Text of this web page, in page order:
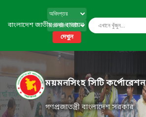
বাংলাদেশ জাতীয় তথ্য বাতায়ন
দেখুন
ময়মনসিংহ সিটি কর্পোরেশন
গণপ্রজাতন্ত্রী বাংলাদেশ সরকার